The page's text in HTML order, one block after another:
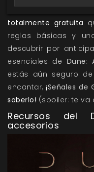
Señales de Gusano
totalmente gratuita
reglas básicas y
descubrir por
esenciales de Dune:
estás aún seguro
encantar,¡Señales de
saberlo! (spoiler: te va
Recursos del
accesorios